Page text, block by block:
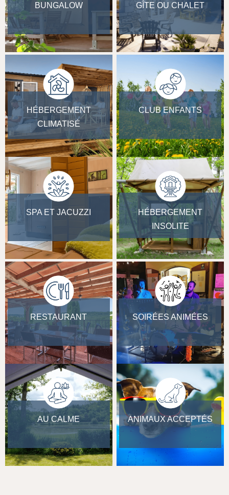
BUNGALOW GÎTE OU CHALET
HÉBERGEMENT
CLIMATISÉ
CLUB ENFANTS
SPA ET JACUZZI
HÉBERGEMENT
INSOLITE
RESTAURANT SOIRÉES ANIMÉES
AU CALME ANIMAUX ACCEPTÉS